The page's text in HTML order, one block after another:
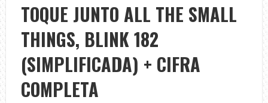
TOQUE JUNTO ALL THE SMALL
THINGS, BLINK 182
(SIMPLIFICADA) + CIFRA
COMPLETA